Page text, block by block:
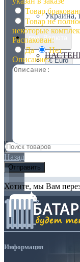
Украина,
грн. Валюта
€ Euro
Товар
некоторые
Распакован:
Да
Нет
Описание:
Назад
Хотите, мы Вам
Информация